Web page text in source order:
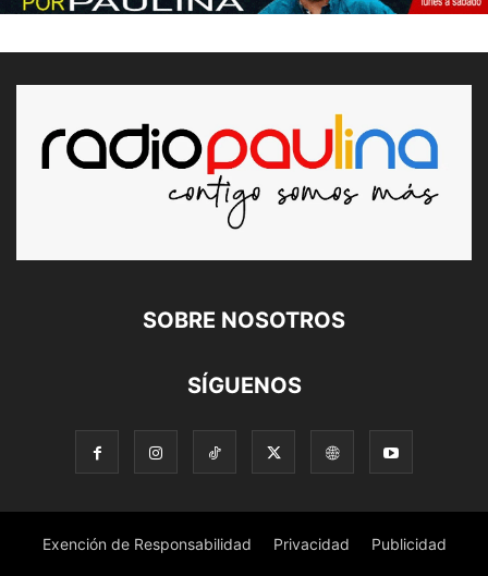
SOBRE NOSOTROS
SÍGUENOS
Exención de Responsabilidad Privacidad Publicidad